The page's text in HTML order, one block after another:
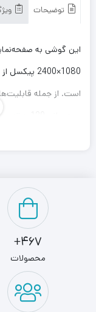
توضیحات
است. از جمله
و سنسور 2
این گوشی در زمینه
یک گوشی میان‌رده
467+
محصولات